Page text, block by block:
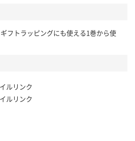
フトラッピングにも使える1巻から使
ルリンク
ルリンク